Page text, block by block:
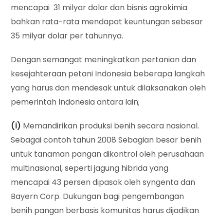
mencapai 31 milyar dolar dan bisnis agrokimia
bahkan rata-rata mendapat keuntungan sebesar
35 milyar dolar per tahunnya.
Dengan semangat meningkatkan pertanian dan
kesejahteraan petani Indonesia beberapa langkah
yang harus dan mendesak untuk dilaksanakan oleh
pemerintah Indonesia antara lain;
(i) Memandirikan produksi benih secara nasional.
Sebagai contoh tahun 2008 Sebagian besar benih
untuk tanaman pangan dikontrol oleh perusahaan
multinasional, seperti jagung hibrida yang
mencapai 43 persen dipasok oleh syngenta dan
Bayern Corp. Dukungan bagi pengembangan
benih pangan berbasis komunitas harus dijadikan